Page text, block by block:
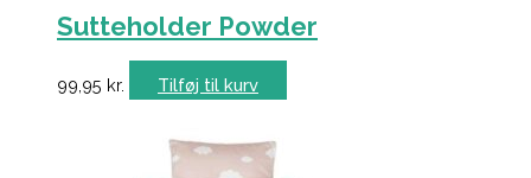
Sutteholder Powder
99,95 kr. Tilføj til kurv